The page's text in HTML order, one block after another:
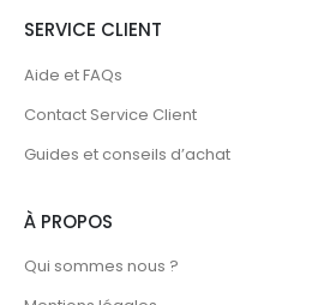
SERVICE CLIENT
Aide et FAQs
Contact Service Client
Guides et conseils d’achat
À PROPOS
Qui sommes nous ?